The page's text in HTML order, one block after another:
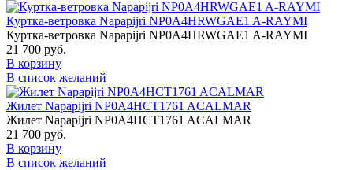
Куртка-ветровка Napapijri NP0A4HRWGAE1 A-RAYMI
Куртка-ветровка Napapijri NP0A4HRWGAE1 A-RAYMI
21 700 руб.
В корзину
В список желаний
Жилет Napapijri NP0A4HCT1761 ACALMAR
Жилет Napapijri NP0A4HCT1761 ACALMAR
21 700 руб.
В корзину
В список желаний